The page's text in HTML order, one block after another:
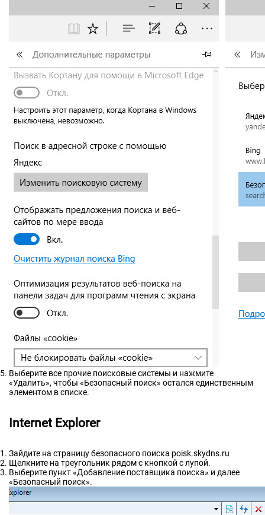
Выберите все прочие поисковые системы и нажмите
«Удалить», чтобы «Безопасный поиск» остался единственным
элементом в списке.
Internet Explorer
Зайдите на страницу безопасного поиска poisk.skydns.ru
Щелкните на треугольник рядом с кнопкой с лупой.
Выберите пункт «Добавление поставщика поиска» и далее
«Безопасный поиск».